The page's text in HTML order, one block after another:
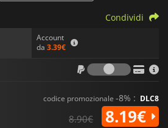
Account
da 3.39€
Condividi
codice promozionale -8% : DLC8
8.90€ 8.19€